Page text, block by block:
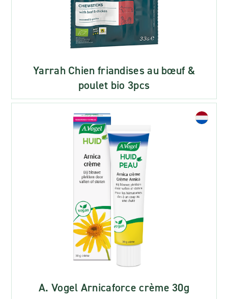
Yarrah Chien friandises au bœuf &
poulet bio 3pcs
A. Vogel Arnicaforce crème 30g